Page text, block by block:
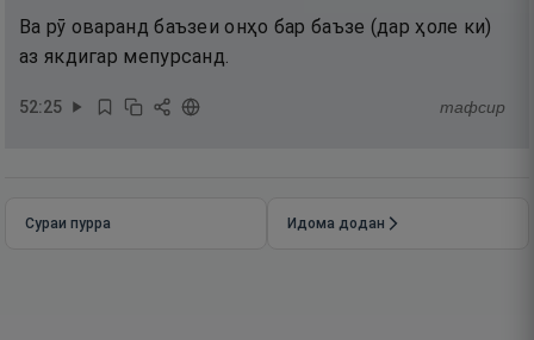
Ва рӯ оваранд баъзеи онҳо бар баъзе (дар ҳоле ки)
аз якдигар мепурсанд.
52:25 тафсир
Сураи пурра Идома додан